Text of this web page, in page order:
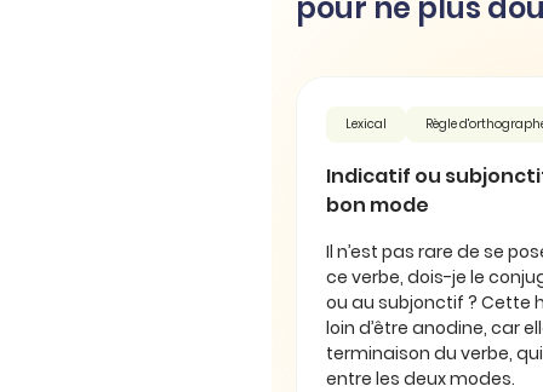
Lexical Règle
Indicatif ou
bon mode
Il n’est pas rare de se
ce verbe, dois-je le
ou au subjonctif ? Cette
loin d’être anodine, car
terminaison du verbe,
entre les deux modes.